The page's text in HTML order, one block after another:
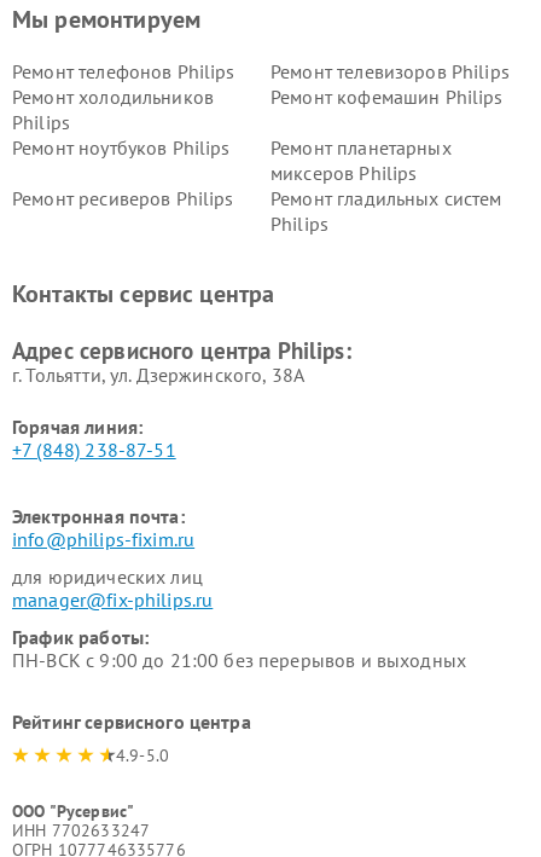
Мы ремонтируем
Ремонт телефонов Philips
Ремонт телевизоров Philips
Ремонт холодильников
Philips
Ремонт кофемашин Philips
Ремонт ноутбуков Philips
Ремонт планетарных
миксеров Philips
Ремонт ресиверов Philips
Ремонт гладильных систем
Philips
Ремонт стиральных машин
Ремонт увлажнителей
Контакты сервис центра
Адрес сервисного центра Philips:
г. Тольятти, ул. Дзержинского, 38А
Горячая линия:
+7 (848) 238-87-51
Электронная почта:
info@philips-fixim.ru
для юридических лиц
manager@fix-philips.ru
График работы:
ПН-ВСК с 9:00 до 21:00 без перерывов и выходных
Рейтинг сервисного центра
4.9-5.0
ООО "Русервис"
ИНН 7702633247
ОГРН 1077746335776